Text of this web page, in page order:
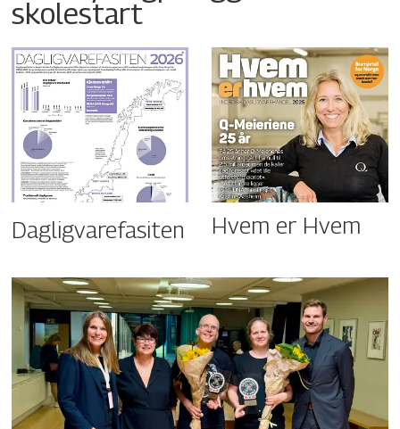
skolestart
Dagligvarefasiten Hvem er Hvem